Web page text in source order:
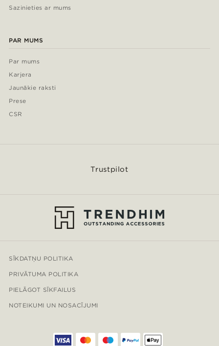
Sazinieties ar mums
PAR MUMS
Par mums
Karjera
Jaunākie raksti
Prese
CSR
Trustpilot
SĪKDATŅU POLITIKA
PRIVĀTUMA POLITIKA
PIELĀGOT SĪKFAILUS
NOTEIKUMI UN NOSACĪJUMI